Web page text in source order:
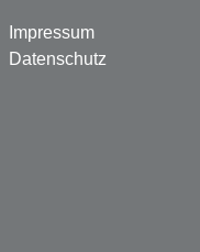
Impressum
Datenschutz